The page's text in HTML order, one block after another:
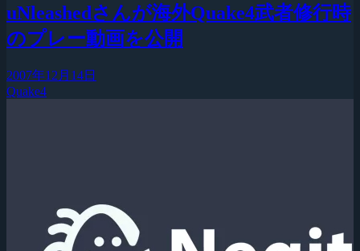
uNleashedさんが海外Quake4武者修行時
のプレー動画を公開
2007年12月14日
Quake4